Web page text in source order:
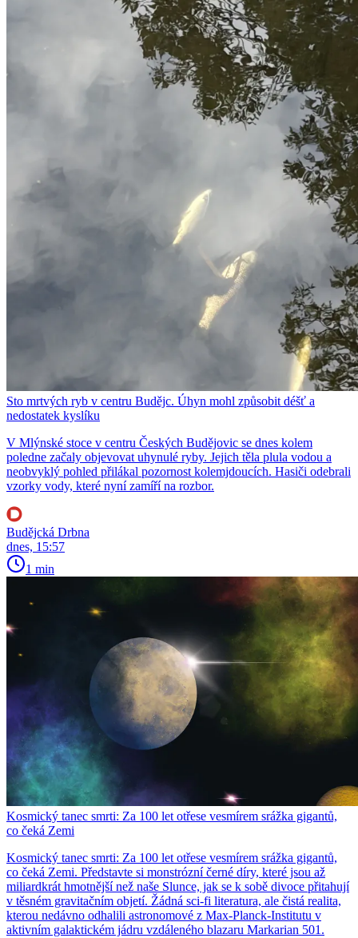
Sto mrtvých ryb v centru Budějc. Úhyn mohl způsobit déšť a
nedostatek kyslíku
V Mlýnské stoce v centru Českých Budějovic se dnes kolem
poledne začaly objevovat uhynulé ryby. Jejich těla plula vodou a
neobvyklý pohled přilákal pozornost kolemjdoucích. Hasiči odebrali
vzorky vody, které nyní zamíří na rozbor.
Budějcká Drbna
dnes, 15:57
1 min
Kosmický tanec smrti: Za 100 let otřese vesmírem srážka gigantů,
co čeká Zemi
Kosmický tanec smrti: Za 100 let otřese vesmírem srážka gigantů,
co čeká Zemi. Představte si monstrózní černé díry, které jsou až
miliardkrát hmotnější než naše Slunce, jak se k sobě divoce přitahují
v těsném gravitačním objetí. Žádná sci-fi literatura, ale čistá realita,
kterou nedávno odhalili astronomové z Max-Planck-Institutu v
aktivním galaktickém jádru vzdáleného blazaru Markarian 501.